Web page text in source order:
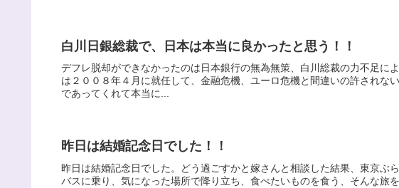
白川日銀総裁で、日本は本当に良かったと思う！！
デフレ脱却ができなかったのは日本銀行の無為無策、白川総裁の力不足に
は２００８年４月に就任して、金融危機、ユーロ危機と間違いの許されな
であってくれて本当に...
昨日は結婚記念日でした！！
昨日は結婚記念日でした。どう過ごすかと嫁さんと相談した結果、東京ぶ
バスに乗り、気になった場所で降り立ち、食べたいものを食う、そんな旅